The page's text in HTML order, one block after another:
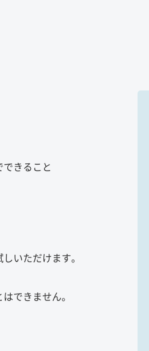
きること
いただけます。
できません。